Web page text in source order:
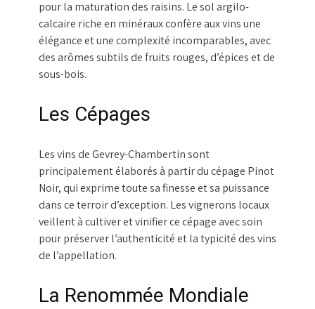
pour la maturation des raisins. Le sol argilo-
calcaire riche en minéraux confère aux vins une
élégance et une complexité incomparables, avec
des arômes subtils de fruits rouges, d’épices et de
sous-bois.
Les Cépages
Les vins de Gevrey-Chambertin sont
principalement élaborés à partir du cépage Pinot
Noir, qui exprime toute sa finesse et sa puissance
dans ce terroir d’exception. Les vignerons locaux
veillent à cultiver et vinifier ce cépage avec soin
pour préserver l’authenticité et la typicité des vins
de l’appellation.
La Renommée Mondiale